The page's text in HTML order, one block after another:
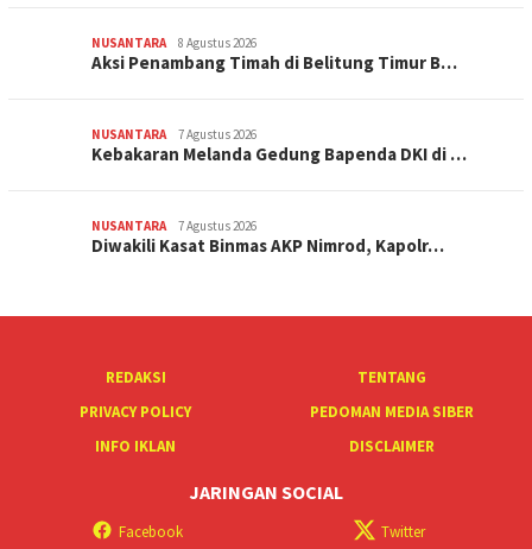
NUSANTARA 8 Agustus 2026
Aksi Penambang Timah di Belitung Timur B…
NUSANTARA 7 Agustus 2026
Kebakaran Melanda Gedung Bapenda DKI di …
NUSANTARA 7 Agustus 2026
Diwakili Kasat Binmas AKP Nimrod, Kapolr…
REDAKSI
TENTANG
PRIVACY POLICY
PEDOMAN MEDIA SIBER
INFO IKLAN
DISCLAIMER
JARINGAN SOCIAL
Facebook Twitter